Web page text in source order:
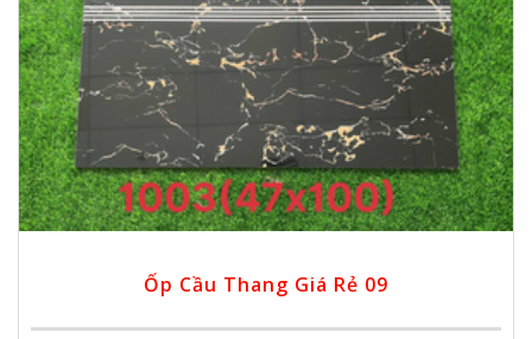
Ốp Cầu Thang Giá Rẻ 09